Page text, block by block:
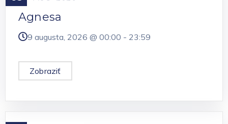
Agnesa
9 augusta, 2026 @ 00:00 - 23:59
Zobraziť